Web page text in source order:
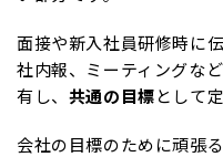
面接や新入社員研修時に
社内報、ミーティングな
有し、 共通の目標として
会社の目標のために頑張